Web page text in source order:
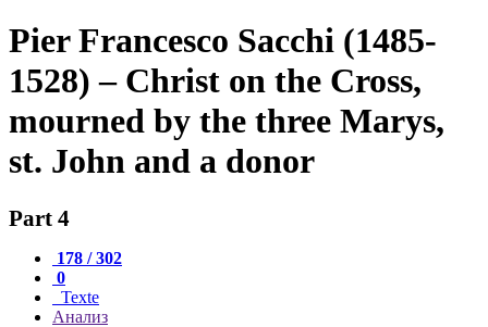
Pier Francesco Sacchi (1485-
1528) – Christ on the Cross,
mourned by the three Marys,
st. John and a donor
Part 4
178 / 302
0
Texte
Анализ